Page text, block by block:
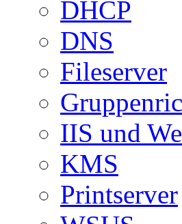
DHCP
DNS
Fileserver
IIS und
KMS
Printserver